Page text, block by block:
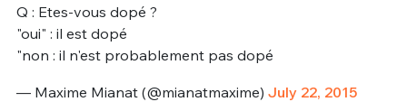
Q : Etes-vous dopé ?
"oui" : il est dopé
"non : il n'est probablement pas dopé
— Maxime Mianat (@mianatmaxime) July 22, 2015